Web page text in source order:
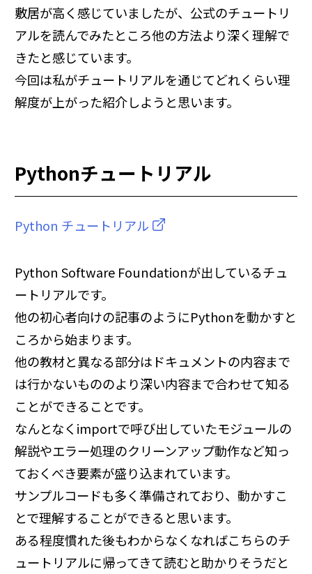
敷居が高く感じていましたが、公式のチュートリ
アルを読んでみたところ他の方法より深く理解で
きたと感じています。
今回は私がチュートリアルを通じてどれくらい理
解度が上がった紹介しようと思います。
Pythonチュートリアル
Python チュートリアル
Python Software Foundationが出しているチュ
ートリアルです。
他の初心者向けの記事のようにPythonを動かすと
ころから始まります。
他の教材と異なる部分はドキュメントの内容まで
は行かないもののより深い内容まで合わせて知る
ことができることです。
なんとなくimportで呼び出していたモジュールの
解説やエラー処理のクリーンアップ動作など知っ
ておくべき要素が盛り込まれています。
サンプルコードも多く準備されており、動かすこ
とで理解することができると思います。
ある程度慣れた後もわからなくなればこちらのチ
ュートリアルに帰ってきて読むと助かりそうだと